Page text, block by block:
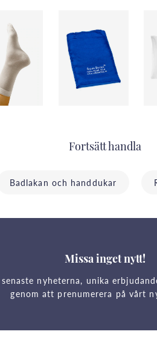
Fortsätt handla
Badlakan och handdukar
Missa inget nytt!
nyheterna, unika
genom att prenumerera på vårt